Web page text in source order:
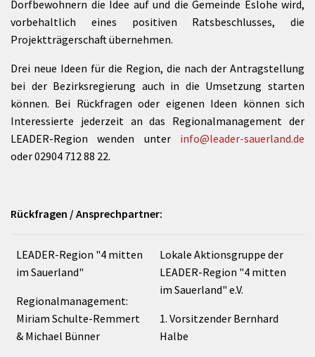
Dorfbewohnern die Idee auf und die Gemeinde Eslohe wird,
vorbehaltlich eines positiven Ratsbeschlusses, die
Projektträgerschaft übernehmen.
Drei neue Ideen für die Region, die nach der Antragstellung
bei der Bezirksregierung auch in die Umsetzung starten
können. Bei Rückfragen oder eigenen Ideen können sich
Interessierte jederzeit an das Regionalmanagement der
LEADER-Region wenden unter info@leader-sauerland.de
oder 02904 712 88 22.
Rückfragen / Ansprechpartner:
LEADER-Region "4 mitten
im Sauerland"
Regionalmanagement:
Miriam Schulte-Remmert
& Michael Bünner
Lokale Aktionsgruppe der
LEADER-Region "4 mitten
im Sauerland" e.V.
1. Vorsitzender Bernhard
Halbe